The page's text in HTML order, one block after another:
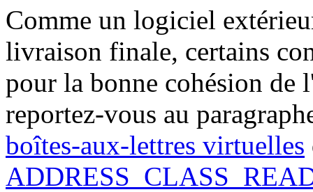
Comme un logiciel
livraison finale, certains
pour la bonne cohésion de
reportez-vous au
boîtes-aux-lettres virtuelles